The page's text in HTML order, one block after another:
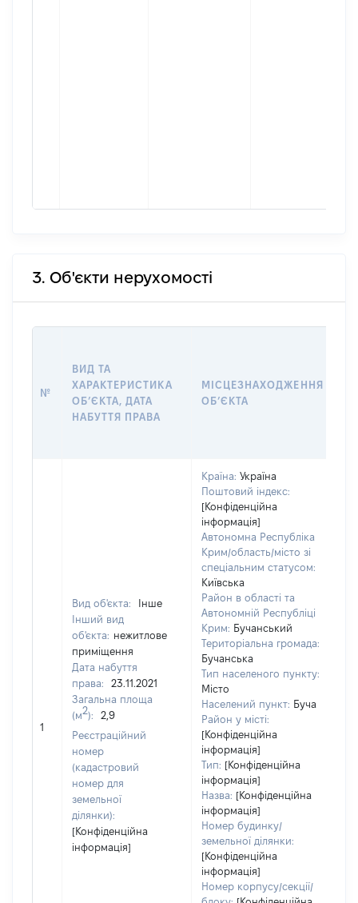
3. Об'єкти нерухомості
№
ВИД ТА
ХАРАКТЕРИСТИКА
ОБʼЄКТА, ДАТА
НАБУТТЯ ПРАВА
МІСЦЕЗНАХОДЖЕННЯ
ОБʼЄКТА
1
Вид об'єкта:
Інше
Інший вид
об'єкта: нежитлове
приміщення
Дата набуття
права:
23.11.2021
Загальна площа
(м2):
2,9
Реєстраційний
номер
(кадастровий
номер для
земельної
ділянки):
[Конфіденційна
інформація]
Країна: Україна
Поштовий індекс:
[Конфіденційна
інформація]
Автономна Республіка
Крим/область/місто зі
спеціальним статусом:
Київська
Район в області та
Автономній Республіці
Крим: Бучанський
Територіальна громада:
Бучанська
Тип населеного пункту:
Місто
Населений пункт: Буча
Район у місті:
[Конфіденційна
інформація]
Тип: [Конфіденційна
інформація]
Назва: [Конфіденційна
інформація]
Номер будинку/
земельної ділянки:
[Конфіденційна
інформація]
Номер корпусу/секції/